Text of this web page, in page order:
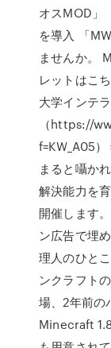
オスMOD」
を導入 「
ませんか。
レットはこ
大学インテ
（https://
f=KW_A05
まると囁か
解決能力を
開催します
ン広告で埋
理人のひと
ンクラフト
場、2年前の
Minecraft